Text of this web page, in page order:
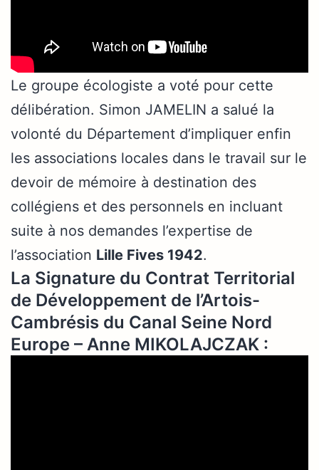
Le groupe écologiste a voté pour cette
délibération. Simon JAMELIN a salué la
volonté du Département d’impliquer enfin
les associations locales dans le travail sur le
devoir de mémoire à destination des
collégiens et des personnels en incluant
suite à nos demandes l’expertise de
l’association Lille Fives 1942.
La Signature du Contrat Territorial
de Développement de l’Artois-
Cambrésis du Canal Seine Nord
Europe – Anne MIKOLAJCZAK :